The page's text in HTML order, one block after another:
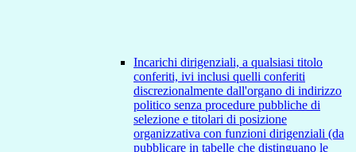
Incarichi dirigenziali, a qualsiasi titolo
conferiti, ivi inclusi quelli conferiti
discrezionalmente dall'organo di indirizzo
politico senza procedure pubbliche di
selezione e titolari di posizione
organizzativa con funzioni dirigenziali (da
pubblicare in tabelle che distinguano le